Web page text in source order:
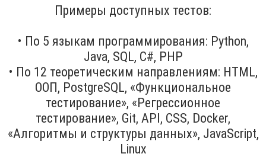
Примеры доступных тестов:
• По 5 языкам программирования: Python,
Java, SQL, C#, PHP
• По 12 теоретическим направлениям: HTML,
ООП, PostgreSQL, «Функциональное
тестирование», «Регрессионное
тестирование», Git, API, CSS, Docker,
«Алгоритмы и структуры данных», JavaScript,
Linux